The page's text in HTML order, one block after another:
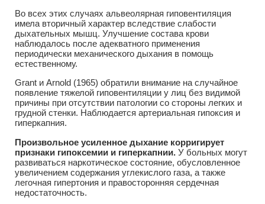
Во всех этих случаях альвеолярная гиповентиляция
имела вторичный характер вследствие слабости
дыхательных мышц. Улучшение состава крови
наблюдалось после адекватного применения
периодически механического дыхания в помощь
естественному.
Grant и Arnold (1965) обратили внимание на случайное
появление тяжелой гиповентиляции у лиц без видимой
причины при отсутствии патологии со стороны легких и
грудной стенки. Наблюдается артериальная гипоксия и
гиперкапния.
Произвольное усиленное дыхание корригирует
признаки гипоксемии и гиперкапнии. У больных могут
развиваться наркотическое состояние, обусловленное
увеличением содержания углекислого газа, а также
легочная гипертония и правосторонняя сердечная
недостаточность.